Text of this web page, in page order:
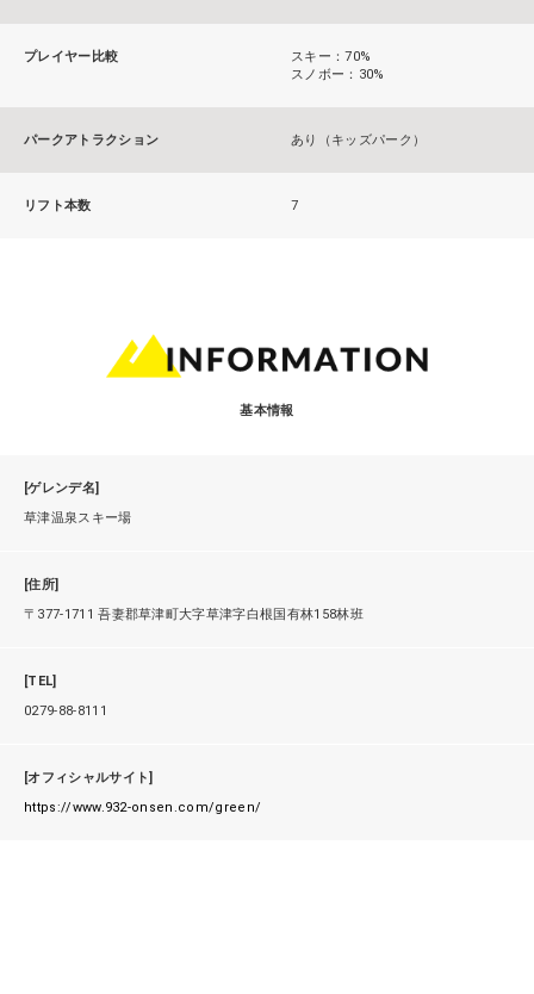
プレイヤー比較
スキー：70%
スノボー：30%
パークアトラクション あり（キッズパーク）
リフト本数 7
基本情報
[ゲレンデ名]
草津温泉スキー場
[住所]
〒377-1711 吾妻郡草津町大字草津字白根国有林158林班
[TEL]
0279-88-8111
[オフィシャルサイト]
https://www.932-onsen.com/green/